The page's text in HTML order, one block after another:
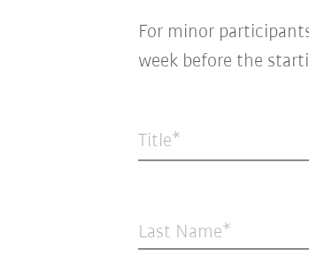
For minor
week before the
Title*
Last Name